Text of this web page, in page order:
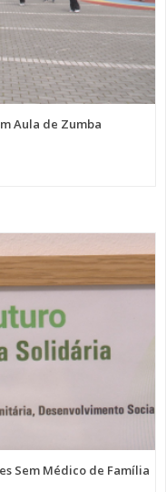
Aula de Zumba
Sem Médico de Família